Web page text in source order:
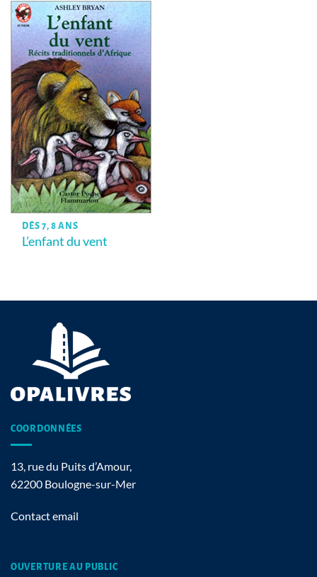
DÈS 7, 8 ANS
L’enfant du vent
COORDONNÉES
13, rue du Puits d’Amour,
62200 Boulogne-sur-Mer
Contact email
OUVERTURE AU PUBLIC